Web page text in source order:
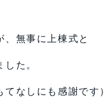
、無事に上棟式と
た。
てなしにも感謝です）